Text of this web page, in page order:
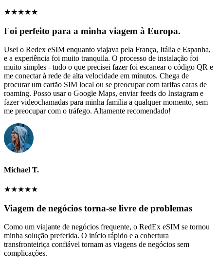
★★★★★
Foi perfeito para a minha viagem à Europa.
Usei o Redex eSIM enquanto viajava pela França, Itália e Espanha,
e a experiência foi muito tranquila. O processo de instalação foi
muito simples - tudo o que precisei fazer foi escanear o código QR e
me conectar à rede de alta velocidade em minutos. Chega de
procurar um cartão SIM local ou se preocupar com tarifas caras de
roaming. Posso usar o Google Maps, enviar feeds do Instagram e
fazer videochamadas para minha família a qualquer momento, sem
me preocupar com o tráfego. Altamente recomendado!
Michael T.
★★★★★
Viagem de negócios torna-se livre de problemas
Como um viajante de negócios frequente, o RedEx eSIM se tornou
minha solução preferida. O início rápido e a cobertura
transfronteiriça confiável tornam as viagens de negócios sem
complicações.